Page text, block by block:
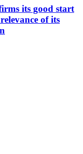
its good start
of its